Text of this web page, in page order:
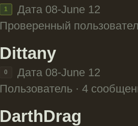
1
Дата 08-June 12
Проверенный
Dittany
0
Дата 08-June 12
Пользователь · 4
DarthDrag